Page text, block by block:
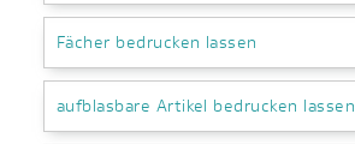
Fächer bedrucken lassen
aufblasbare Artikel bedrucken lassen